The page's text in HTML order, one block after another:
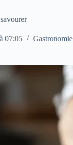
07:05 Gastronomie